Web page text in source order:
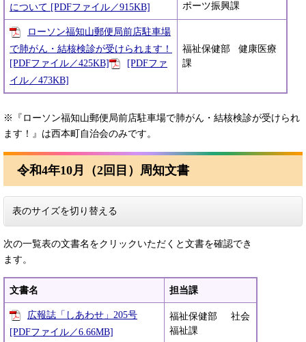
について [PDFファイル／915KB]
ポーツ振興課
ローソン福知山郵便局前店駐車場
で肺がん・結核検診が受けられます！
[PDFファイル／425KB]
[PDFファ
イル／473KB]
福祉保健部 健康医療
課
※『ローソン福知山郵便局前店駐車場で肺がん・結核検診が受けられ
ます！』は西本町自治会のみです。
令和4年10月（2回目）周知文書
表のサイズを切り替える
次の一覧表の文書名をクリックいただくと文書を確認でき
ます。
文書名 担当課
広報誌「しあわせ」205号
[PDFファイル／6.66MB]
福祉保健部 社会
福祉課